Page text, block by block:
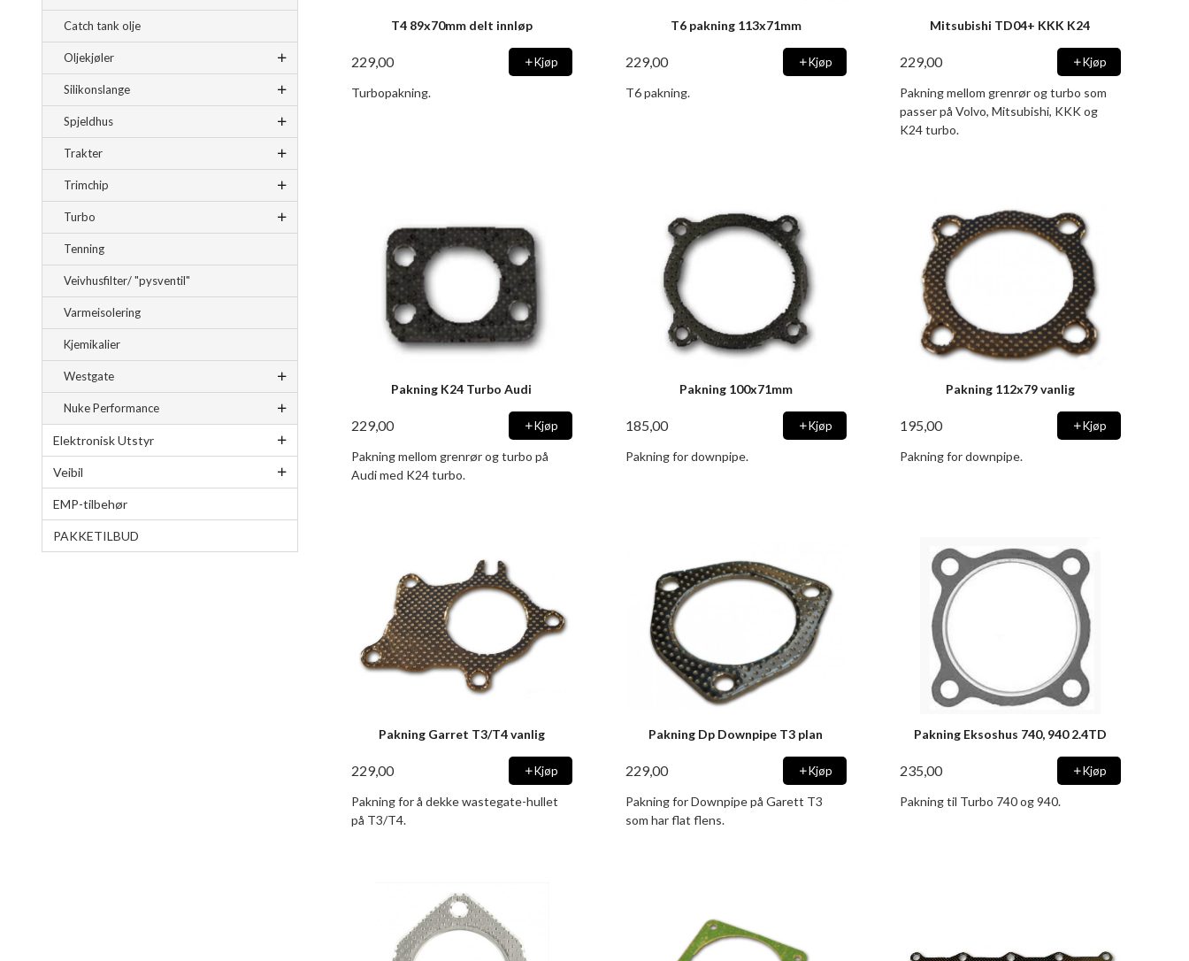
Catch tank olje
Oljekjøler
Silikonslange
Spjeldhus
Trakter
Trimchip
Turbo
Tenning
Veivhusfilter/ "pysventil"
Varmeisolering
Kjemikalier
Westgate
Nuke Performance
Elektronisk Utstyr
Veibil
EMP-tilbehør
PAKKETILBUD
T4 89x70mm delt innløp
229,00 Kjøp
Turbopakning.
T6 pakning 113x71mm
229,00 Kjøp
T6 pakning.
Mitsubishi TD04+ KKK K24
229,00 Kjøp
Pakning mellom grenrør og turbo som
passer på Volvo, Mitsubishi, KKK og
K24 turbo.
Pakning K24 Turbo Audi
229,00 Kjøp
Pakning mellom grenrør og turbo på
Audi med K24 turbo.
Pakning 100x71mm
185,00 Kjøp
Pakning for downpipe.
Pakning 112x79 vanlig
195,00 Kjøp
Pakning for downpipe.
Pakning Garret T3/T4 vanlig
229,00 Kjøp
Pakning for å dekke wastegate-hullet
på T3/T4.
Pakning Dp Downpipe T3 plan
229,00 Kjøp
Pakning for Downpipe på Garett T3
som har flat flens.
Pakning Eksoshus 740, 940 2.4TD
235,00 Kjøp
Pakning til Turbo 740 og 940.